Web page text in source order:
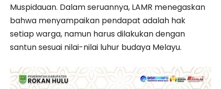
Muspidauan. Dalam seruannya, LAMR menegaskan
bahwa menyampaikan pendapat adalah hak
setiap warga, namun harus dilakukan dengan
santun sesuai nilai-nilai luhur budaya Melayu.